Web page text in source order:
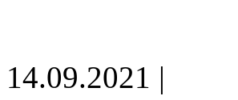
14.09.2021 |